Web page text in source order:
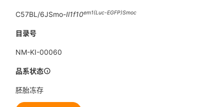
C57BL/6JSmo-Il1f10em1(Luc-EGFP)Smoc
目录号
NM-KI-00060
品系状态
胚胎冻存